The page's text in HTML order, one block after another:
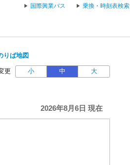
国際興業バス 乗換・時刻表検索
りば地図
更 小 中 大
2026年8月6日 現在